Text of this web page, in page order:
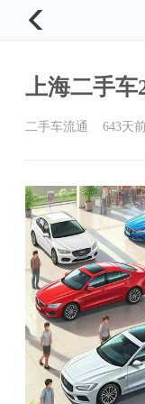

上海二手车
二手车流通 643天